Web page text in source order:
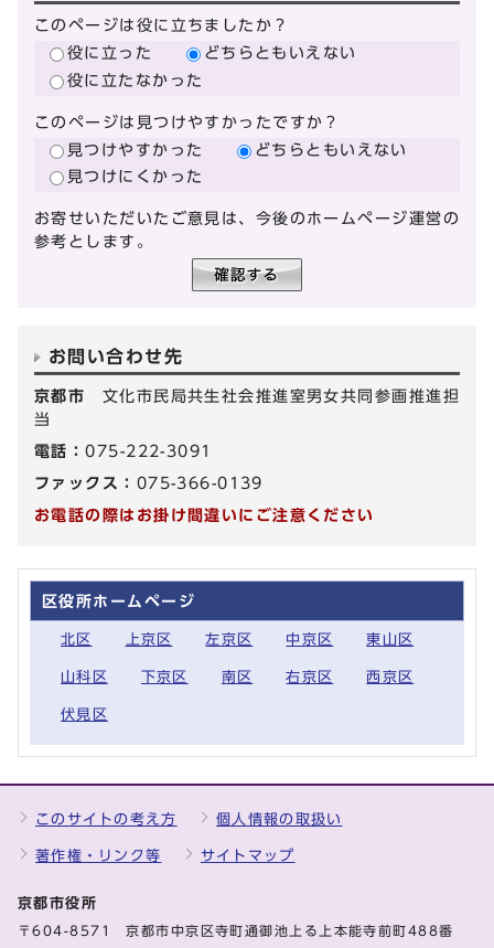
このページは役に立ちましたか？
役に立った
どちらともいえない
役に立たなかった
このページは見つけやすかったですか？
見つけやすかった
どちらともいえない
見つけにくかった
お寄せいただいたご意見は、今後のホームページ運営の
参考とします。
お問い合わせ先
京都市 文化市民局共生社会推進室男女共同参画推進担
当
電話：075-222-3091
ファックス： 075-366-0139
お電話の際はお掛け間違いにご注意ください
区役所ホームページ
北区 上京区 左京区 中京区 東山区
山科区 下京区 南区 右京区 西京区
伏見区
このサイトの考え方 個人情報の取扱い
著作権・リンク等 サイトマップ
京都市役所
〒604-8571 京都市中京区寺町通御池上る上本能寺前町488番